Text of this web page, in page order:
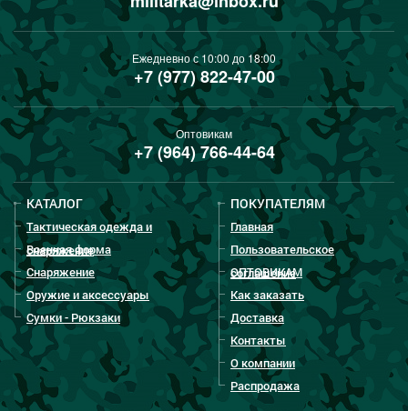
Ежедневно с 10:00 до 18:00
+7 (977) 822-47-00
Оптовикам
+7 (964) 766-44-64
КАТАЛОГ
Тактическая одежда и
снаряжение
Военная форма
Снаряжение
Оружие и аксессуары
Сумки - Рюкзаки
ПОКУПАТЕЛЯМ
Главная
Пользовательское
соглашение
ОПТОВИКАМ
Как заказать
Доставка
Контакты
О компании
Распродажа